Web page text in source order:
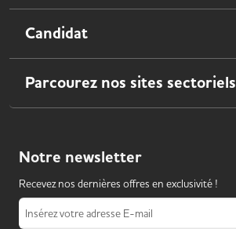
Candidat
Parcourez nos sites sectoriels
Notre newsletter
Recevez nos dernières offres en exclusivité !
Insérez votre adresse E-mail